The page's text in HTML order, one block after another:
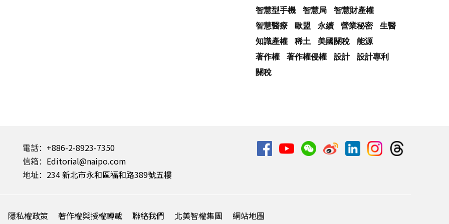
智慧型手機 智慧局
智慧財產權
智慧醫療
歐盟 永續 營業秘密
生醫
知識產權
稀土 美國關稅
能源
著作權
著作權侵權 設計
設計專利
關稅
電話： +886-2-8923-7350
信箱： Editorial@naipo.com
地址： 234 新北市永和區福和路389號五樓
隱私權政策 著作權與授權轉載 聯絡我們 北美智權集團 網站地圖